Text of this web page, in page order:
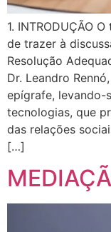
1. INTRODUÇÃO
de trazer à
Resolução
Dr. Leandro
epígrafe, levando-
tecnologias, que
das relações
[…]